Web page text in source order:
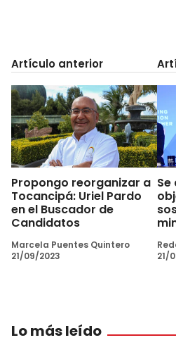
Artículo anterior
Propongo reorganizar a
Tocancipá: Uriel Pardo
en el Buscador de
Candidatos
Marcela Puentes Quintero
21/09/2023
21/
Lo más leído